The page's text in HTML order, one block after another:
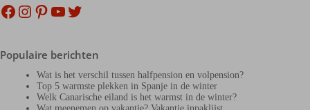
Facebook
Instagram
Pinterest
YouTube
Twitter
Populaire berichten
Wat is het verschil tussen halfpension en volpension?
Top 5 warmste plekken in Spanje in de winter
Welk Canarische eiland is het warmst in de winter?